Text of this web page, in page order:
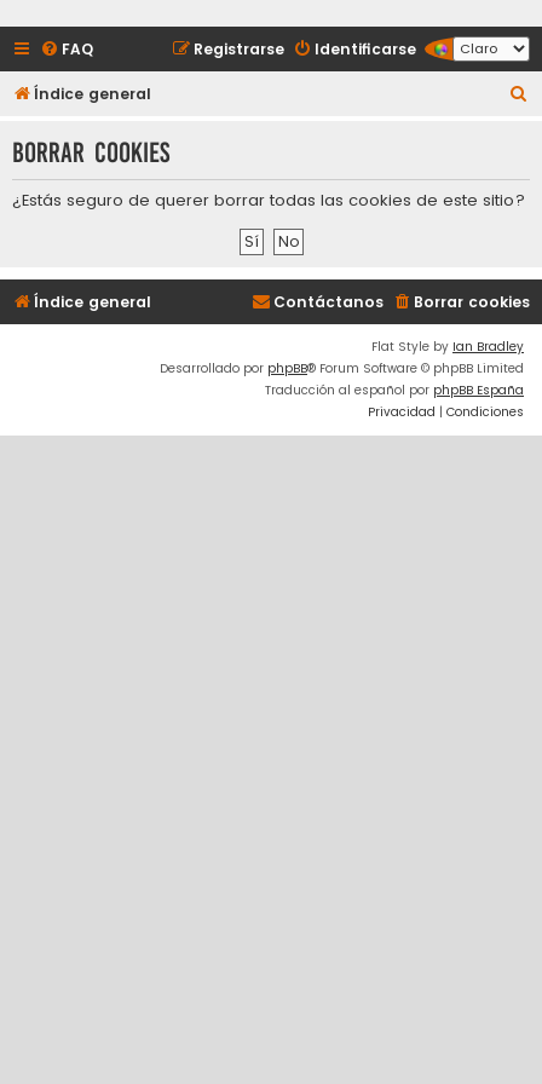
FAQ Identificarse
Registrarse
Índice general
c
Borrar cookies
¿Estás seguro de querer borrar todas las cookies de este sitio?
Índice general Borrar cookies
Contáctanos
Flat Style by Ian Bradley
Desarrollado por phpBB® Forum Software © phpBB Limited
Traducción al español por phpBB España
Privacidad | Condiciones